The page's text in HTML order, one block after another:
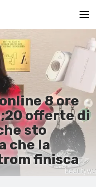
8 ore
offerte di
sto
che la
finisca